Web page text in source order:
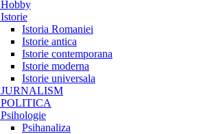
Hobby
Istorie
Istoria Romaniei
Istorie antica
Istorie contemporana
Istorie moderna
Istorie universala
JURNALISM
POLITICA
Psihologie
Psihanaliza